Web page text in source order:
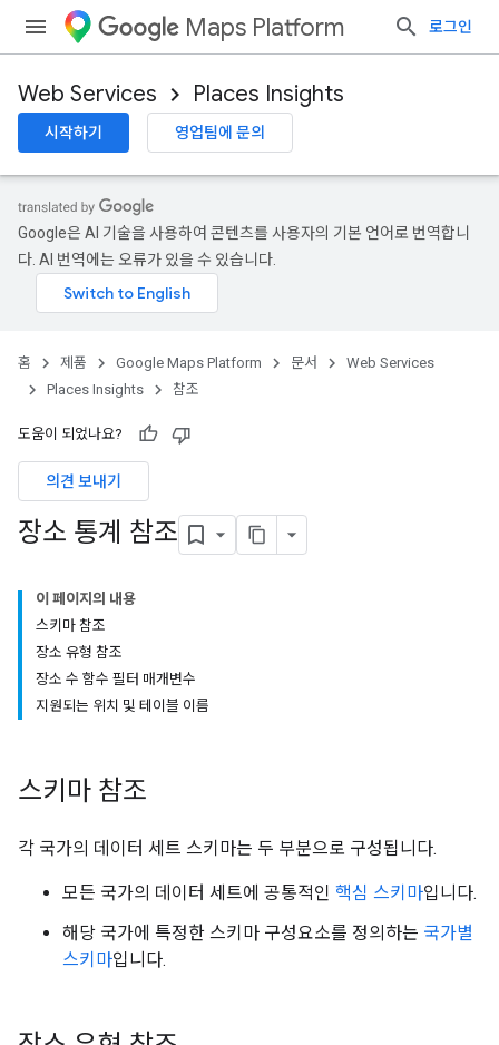
Maps Platform 로그인
Web Services Places Insights
시작하기 영업팀에 문의
Google은 AI 기술을 사용하여 콘텐츠를 사용자의 기본 언어로 번역합니
다. AI 번역에는 오류가 있을 수 있습니다.
홈 제품 Google Maps Platform 문서
Web Services
Places Insights
참조
도움이 되었나요?
의견 보내기
장소 통계 참조
이 페이지의 내용
스키마 참조
장소 유형 참조
장소 수 함수 필터 매개변수
지원되는 위치 및 테이블 이름
스키마 참조
각 국가의 데이터 세트 스키마는 두 부분으로 구성됩니다.
모든 국가의 데이터 세트에 공통적인 핵심 스키마입니다.
해당 국가에 특정한 스키마 구성요소를 정의하는 국가별
스키마입니다.